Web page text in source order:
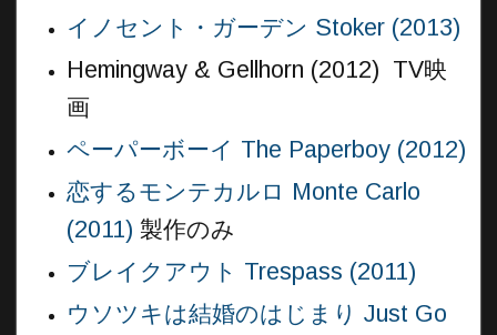
イノセント・ガーデン Stoker (2013)
Hemingway & Gellhorn (2012) TV映
画
ペーパーボーイ The Paperboy (2012)
恋するモンテカルロ Monte Carlo
(2011) 製作のみ
ブレイクアウト Trespass (2011)
ウソツキは結婚のはじまり Just Go